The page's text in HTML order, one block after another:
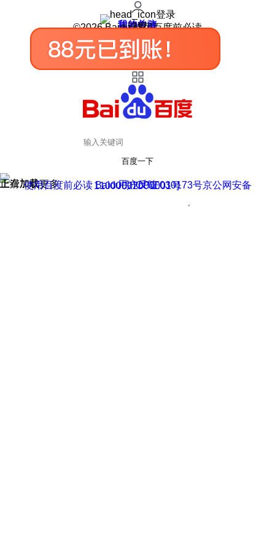
登录
我的关注
我的收藏
皮肤中心
用户反馈
设置
©2026 Baidu 使用百度前必读
百度一下
正在加载
上滑加载更多 用户反馈
使用百度前必读 Baidu 京ICP证030173号
京公网安备11000002000001号